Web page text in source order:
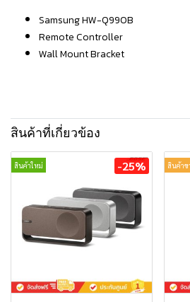
Samsung HW-Q990B
Remote Controller
Wall Mount Bracket
สินค้าที่เกี่ยวข้อง
สินค้าใหม่ -25% สินค้า